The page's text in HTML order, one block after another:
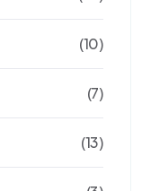
(10)
(7)
(13)